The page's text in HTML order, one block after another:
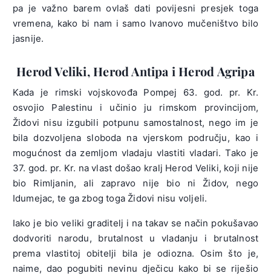
pa je važno barem ovlaš dati povijesni presjek toga
vremena, kako bi nam i samo Ivanovo mučeništvo bilo
jasnije.
Herod Veliki, Herod Antipa i Herod Agripa
Kada je rimski vojskovođa Pompej 63. god. pr. Kr.
osvojio Palestinu i učinio ju rimskom provincijom,
Židovi nisu izgubili potpunu samostalnost, nego im je
bila dozvoljena sloboda na vjerskom području, kao i
mogućnost da zemljom vladaju vlastiti vladari. Tako je
37. god. pr. Kr. na vlast došao kralj Herod Veliki, koji nije
bio Rimljanin, ali zapravo nije bio ni Židov, nego
Idumejac, te ga zbog toga Židovi nisu voljeli.
Iako je bio veliki graditelj i na takav se način pokušavao
dodvoriti narodu, brutalnost u vladanju i brutalnost
prema vlastitoj obitelji bila je odiozna. Osim što je,
naime, dao pogubiti nevinu dječicu kako bi se riješio